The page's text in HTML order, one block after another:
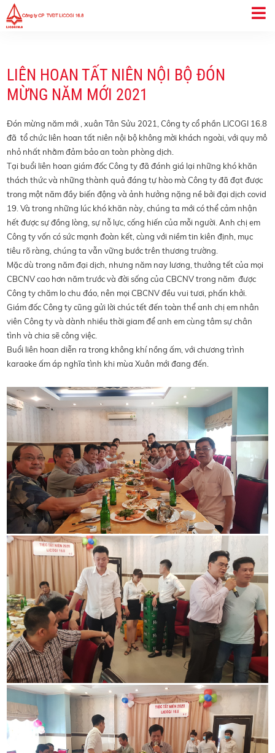
LIÊN HOAN TẤT NIÊN NỘI BỘ ĐÓN
MỪNG NĂM MỚI 2021
Đón mừng năm mới , xuân Tân Sửu 2021, Công ty cổ phần LICOGI 16.8
đã tổ chức liên hoan tất niên nội bộ không mời khách ngoài, với quy mô
nhỏ nhất nhằm đảm bảo an toàn phòng dịch.
Tại buổi liên hoan giám đốc Công ty đã đánh giá lại những khó khăn
thách thức và những thành quả đáng tự hào mà Công ty đã đạt được
trong một năm đầy biến động và ảnh hưởng nặng nề bởi đại dịch covid
19. Và trong những lúc khó khăn này, chúng ta mới có thể cảm nhận
hết được sự đồng lòng, sự nỗ lực, cống hiến của mỗi người. Anh chị em
Công ty vốn có sức mạnh đoàn kết, cùng với niềm tin kiên định, mục
tiêu rõ ràng, chúng ta vẫn vững bước trên thương trường.
Mặc dù trong năm đại dịch, nhưng năm nay lương, thưởng tết của mọi
CBCNV cao hơn năm trước và đời sống của CBCNV trong năm được
Công ty chăm lo chu đáo, nên mọi CBCNV đều vui tươi, phấn khởi.
Giám đốc Công ty cũng gửi lời chúc tết đến toàn thể anh chị em nhân
viên Công ty và dành nhiều thời giam để anh em cùng tâm sự chân
tình và chia sẽ công việc.
Buổi liên hoan diễn ra trong không khí nồng ấm, với chương trình
karaoke ấm áp nghĩa tình khi mùa Xuân mới đang đến.